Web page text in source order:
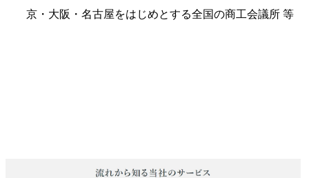
京・大阪・名古屋をはじめとする全国の商工会議所 等